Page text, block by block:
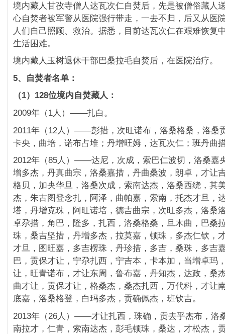
境内藏人甘孜寺僧人达瓦次仁自焚后，先是被僧俗藏人
心自焚者被军警从医院强行带走，一去不归， 后又从医
人们自己照顾、救治。据悉， 目前达瓦次仁在艰难恢复
生活困难。
境内藏人玉树退休干部巴桑拉毛自焚后，在医院治疗。
5、自焚者名单：
（1）128位境内自焚藏人：
2009年（1人）——扎白。
2011年（12人）——彭措，次旺诺布，洛桑格桑，洛桑
卡央，曲培，诺布占堆；丹增旺姆，达瓦次仁； 班丹曲
2012年（85人）——达尼，次成，索巴仁波切，洛桑嘉
增多杰，丹真曲宗，洛桑嘉措，丹曲桑波，朗卓， 才让
格贝，加央华旦，洛桑次成，索南达杰， 洛桑西绕，其
杰，朱古图登念扎，阿泽，曲帕嘉， 索南，托杰才旦，
塔，丹增克珠，阿旺诺培， 德吉曲宗，次旺多杰，洛桑
卓尕措，角巴，隆多， 扎西，洛桑格桑，旦木曲，巴桑
珠，桑吉坚措， 丹增多杰，拉莫嘉，顿珠，多杰仁钦，
才旦， 图旺嘉，多吉楞珠，丹珍措，多吉，桑珠，多吉
巴，贡保才让，宁尕扎西，宁吉本，卡本加，当增卓玛
让，旺青诺布，才让东周，鲁布嘉，丹知杰，达政， 桑
曲才让，贡保才让，格桑杰，桑杰扎西， 万代科，才让
底嘉，洛桑格登，白玛多杰， 贡确佩杰，班钦吉。
2013年（26人）——才让扎西，珠确，贡去乎杰布， 洛
南拉才，仁青，索南达杰，彭毛顿珠，桑达， 才松杰，